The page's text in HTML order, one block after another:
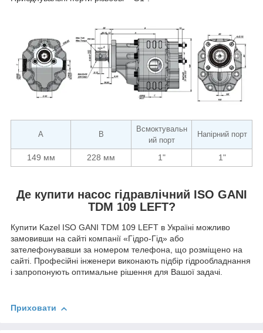
A B
Всмоктувальн
ий порт
Напірний порт
149 мм 228 мм 1" 1"
Де купити насос гідравлічний ISO GANI
TDM 109 LEFT?
Купити Kazel ISO GANI TDM 109 LEFT в Україні можливо
замовивши на сайті компанії «Гідро-Гід» або
зателефонувавши за номером телефона, що розміщено на
сайті. Професійні інженери виконають підбір гідрообладнання
і запропонують оптимальне рішення для Вашої задачі.
Приховати